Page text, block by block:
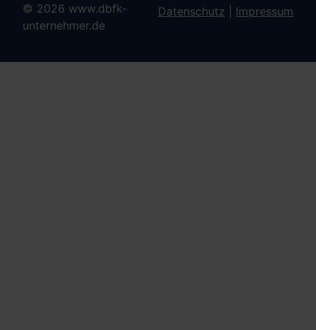
© 2026 www.dbfk-
unternehmer.de
Datenschutz Impressum